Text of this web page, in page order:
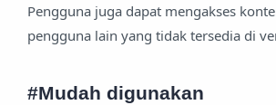
Pengguna juga dapat mengakses
pengguna lain yang tidak tersedia di
#Mudah digunakan